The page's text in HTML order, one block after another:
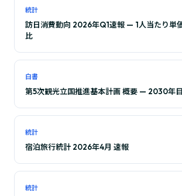
統計
訪日消費動向 2026年Q1速報 — 1人当たり単
比
白書
第5次観光立国推進基本計画 概要 — 2030年
統計
宿泊旅行統計 2026年4月 速報
統計